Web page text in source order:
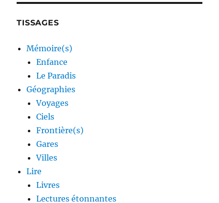
TISSAGES
Mémoire(s)
Enfance
Le Paradis
Géographies
Voyages
Ciels
Frontière(s)
Gares
Villes
Lire
Livres
Lectures étonnantes